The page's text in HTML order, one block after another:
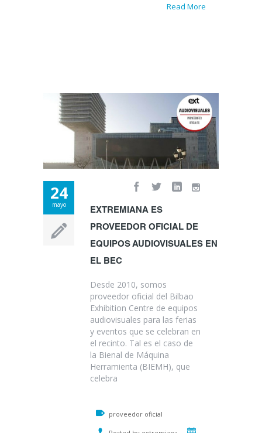
Read More
24
mayo
EXTREMIANA ES
PROVEEDOR OFICIAL DE
EQUIPOS AUDIOVISUALES EN
EL BEC
Desde 2010, somos
proveedor oficial del Bilbao
Exhibition Centre de equipos
audiovisuales para las ferias
y eventos que se celebran en
el recinto. Tal es el caso de
la Bienal de Máquina
Herramienta (BIEMH), que
celebra
proveedor oficial